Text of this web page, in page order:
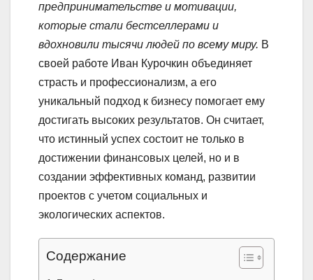
предпринимательстве и мотивации,
которые стали бестселлерами и
вдохновили тысячи людей по всему миру. В
своей работе Иван Курочкин объединяет
страсть и профессионализм, а его
уникальный подход к бизнесу помогает ему
достигать высоких результатов. Он считает,
что истинный успех состоит не только в
достижении финансовых целей, но и в
создании эффективных команд, развитии
проектов с учетом социальных и
экологических аспектов.
Содержание